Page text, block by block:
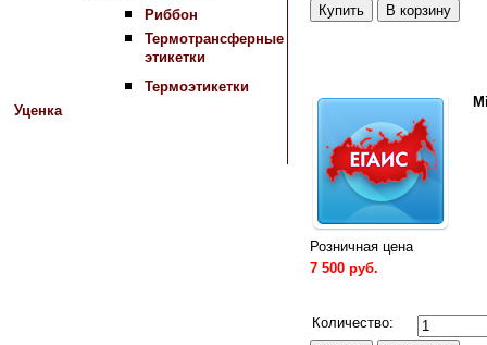
Риббон
Термотрансферные
этикетки
Термоэтикетки
Уценка
Розничная цена
7 500 руб.
Количество: